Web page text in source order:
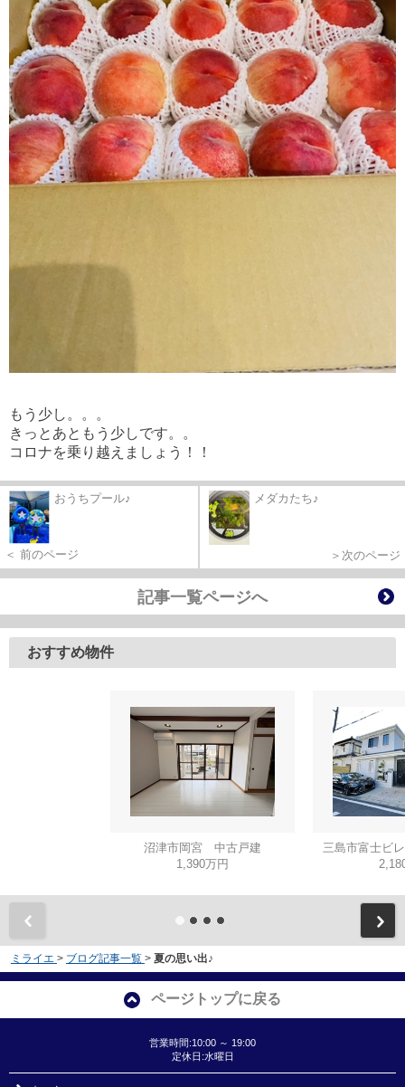
もう少し。。。
きっとあともう少しです。。
コロナを乗り越えましょう！！
おうちプール♪
＜ 前のページ
メダカたち♪
＞次のページ
記事一覧ページへ
おすすめ物件
沼津市岡宮 中古戸建
1,390万円
三島市富士ビ
ミライエ > ブログ記事一覧 > 夏の思い出♪
ページトップに戻る
営業時間:10:00 ～ 19:00
定休日:水曜日